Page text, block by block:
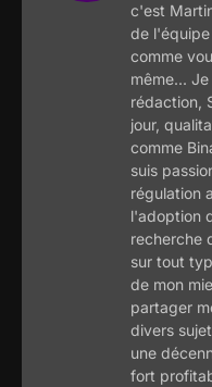
c'est
de
comme
même...
rédaction,
jour,
comme
suis
régulation
l'adoption
recherche
sur tout
de mon
partager
divers
une
fort